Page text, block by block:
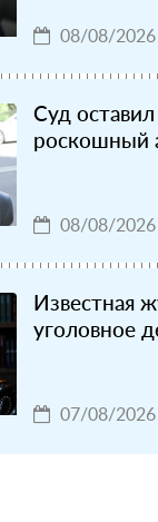
08/08/2026
Суд
роскошный
08/08/2026
Известная
уголовное
07/08/2026